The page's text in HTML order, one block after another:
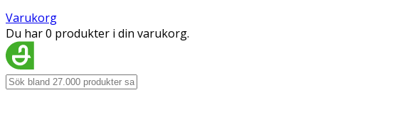
Varukorg
Du har 0 produkter i din varukorg.